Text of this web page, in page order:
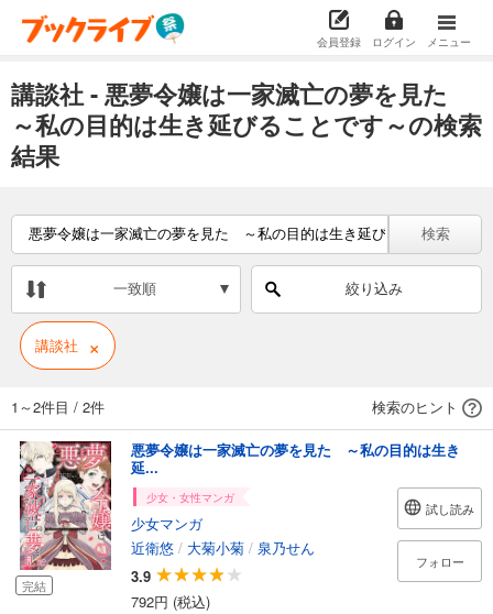
会員登録 ログイン メニュー
講談社 - 悪夢令嬢は一家滅亡の夢を見た
～私の目的は生き延びることです～の検索
結果
検索
一致順 絞り込み
講談社 ×
1～2件目 / 2件 検索のヒント
完結
悪夢令嬢は一家滅亡の夢を見た ～私の目的は生き
延...
少女・女性マンガ
少女マンガ
近衛悠 / 大菊小菊 / 泉乃せん
3.9
792円 (税込)
試し読み
フォロー